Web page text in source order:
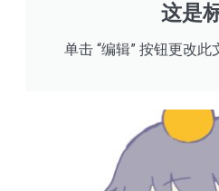
这是
单击 “编辑” 按钮更改